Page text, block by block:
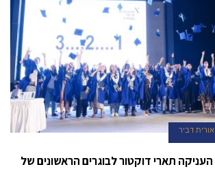
אורית דביר
תארי דוקטור לבוגרים הראשונים של